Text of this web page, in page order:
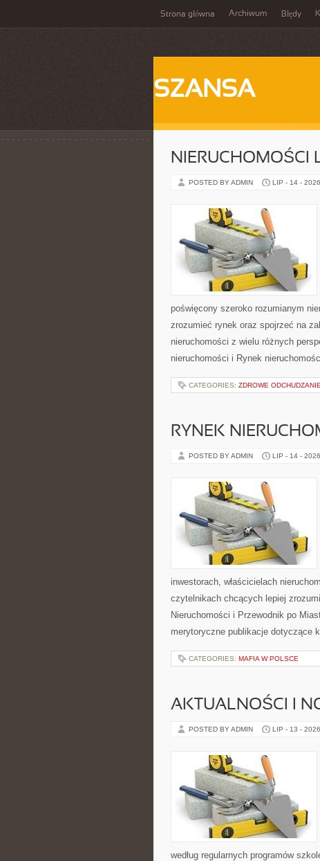
Strona główna Archiwum Błędy
SZANSA
NIERUCHOMOŚCI
POSTED BY ADMIN LIP - 14 - 2026
poświęcony szeroko rozumianym
zrozumieć rynek oraz spojrzeć na
nieruchomości z wielu różnych
nieruchomości i Rynek
CATEGORIES: ZDROWE
RYNEK
POSTED BY ADMIN LIP - 14 - 2026
inwestorach, właścicielach
czytelnikach chcących lepiej
Nieruchomości i Przewodnik po
merytoryczne publikacje dotyczące
CATEGORIES: MAFIA W POLSCE
AKTUALNOŚCI I
POSTED BY ADMIN LIP - 13 - 2026
według regularnych programów